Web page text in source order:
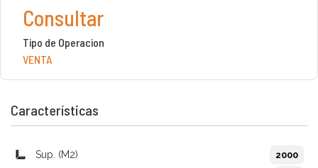
Consultar
Tipo de Operacion
VENTA
Características
Sup. (M2) 2000